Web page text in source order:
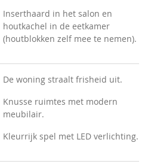
Inserthaard in het salon en
houtkachel in de eetkamer
(houtblokken zelf mee te nemen).
De woning straalt frisheid uit.
Knusse ruimtes met modern
meubilair.
Kleurrijk spel met LED verlichting.